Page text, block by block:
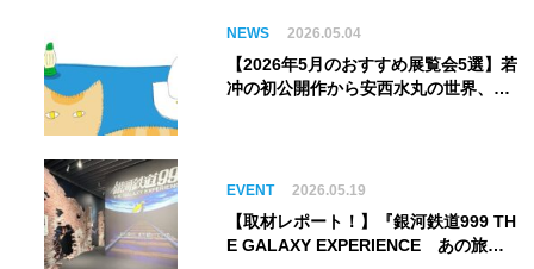
NEWS 2026.05.04
【2026年5月のおすすめ展覧会5選】若
冲の初公開作から安西水丸の世界、そ
EVENT 2026.05.19
【取材レポート！】『銀河鉄道999 TH
E GALAXY EXPERIENCE あの旅